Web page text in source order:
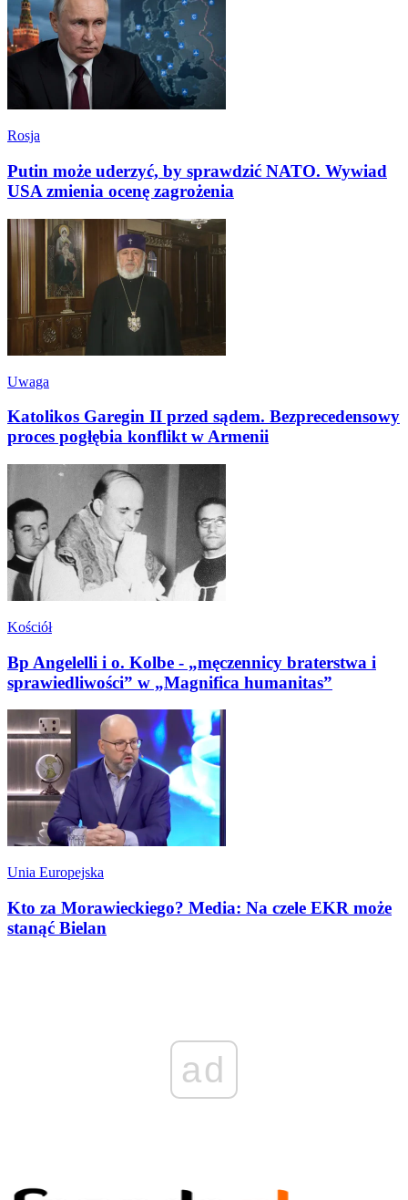
Rosja
Putin może uderzyć, by sprawdzić NATO. Wywiad
USA zmienia ocenę zagrożenia
Uwaga
Katolikos Garegin II przed sądem. Bezprecedensowy
proces pogłębia konflikt w Armenii
Kościół
Bp Angelelli i o. Kolbe - „męczennicy braterstwa i
sprawiedliwości” w „Magnifica humanitas”
Unia Europejska
Kto za Morawieckiego? Media: Na czele EKR może
stanąć Bielan
ad